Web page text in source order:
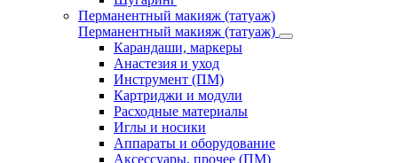
Перманентный макияж (татуаж)
Перманентный макияж (татуаж)
Карандаши, маркеры
Анастезия и уход
Инструмент (ПМ)
Картриджи и модули
Расходные материалы
Иглы и носики
Аппараты и оборудование
Аксессуары, прочее (ПМ)